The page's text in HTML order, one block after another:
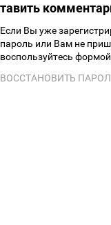
Если Вы уже
пароль или Вам не
воспользуйтесь
ВОССТАНОВИТЬ